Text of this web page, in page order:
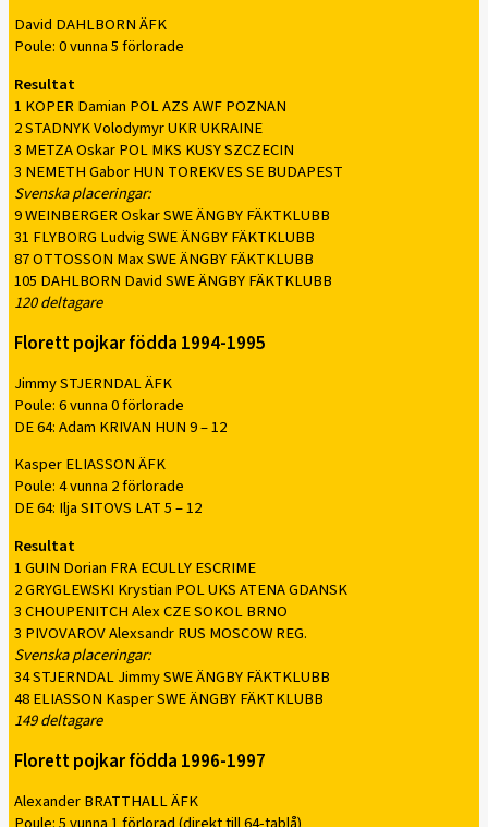
David DAHLBORN ÄFK
Poule: 0 vunna 5 förlorade
Resultat
1 KOPER Damian POL AZS AWF POZNAN
2 STADNYK Volodymyr UKR UKRAINE
3 METZA Oskar POL MKS KUSY SZCZECIN
3 NEMETH Gabor HUN TOREKVES SE BUDAPEST
Svenska placeringar:
9 WEINBERGER Oskar SWE ÄNGBY FÄKTKLUBB
31 FLYBORG Ludvig SWE ÄNGBY FÄKTKLUBB
87 OTTOSSON Max SWE ÄNGBY FÄKTKLUBB
105 DAHLBORN David SWE ÄNGBY FÄKTKLUBB
120 deltagare
Florett pojkar födda 1994-1995
Jimmy STJERNDAL ÄFK
Poule: 6 vunna 0 förlorade
DE 64: Adam KRIVAN HUN 9 – 12
Kasper ELIASSON ÄFK
Poule: 4 vunna 2 förlorade
DE 64: Ilja SITOVS LAT 5 – 12
Resultat
1 GUIN Dorian FRA ECULLY ESCRIME
2 GRYGLEWSKI Krystian POL UKS ATENA GDANSK
3 CHOUPENITCH Alex CZE SOKOL BRNO
3 PIVOVAROV Alexsandr RUS MOSCOW REG.
Svenska placeringar:
34 STJERNDAL Jimmy SWE ÄNGBY FÄKTKLUBB
48 ELIASSON Kasper SWE ÄNGBY FÄKTKLUBB
149 deltagare
Florett pojkar födda 1996-1997
Alexander BRATTHALL ÄFK